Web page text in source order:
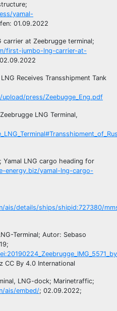
yamal-
01.09.2022
carrier at Zeebrugge terminal;
first-jumbo-lng-carrier-at-
Receives Transshipment Tank
press/Zeebugge_Eng.pdf
LNG Terminal,
Yamal LNG cargo heading for
energy.biz/yamal-lng-cargo-
details/ships/shipid:727380/
Terminal; Autor: Sebaso
CC By 4.0 International
LNG-dock; Marinetraffic;
ais/embed/; 02.09.2022;